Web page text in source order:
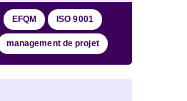
EFQM ISO 9001
management de projet